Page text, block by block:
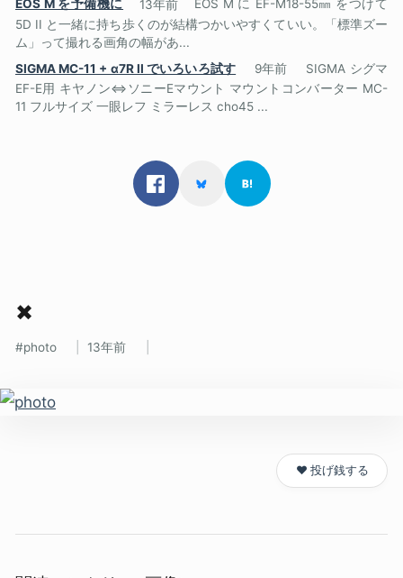
EOS M を予備機に 13年前
EOS M に EF-M18-55㎜ をつけて
5D II と一緒に持ち歩くのが結構つかいやすくていい。「標準ズー
ム」って撮れる画角の幅があ...
SIGMA MC-11 + α7R II でいろいろ試す
9年前
SIGMA シグマ
EF-E用 キヤノン⇔ソニーEマウント マウントコンバーター MC-
11 フルサイズ 一眼レフ ミラーレス cho45 ...
✖
photo 13年前
❤️ 投げ銭する